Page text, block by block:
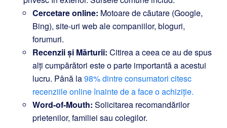
Cercetare online: Motoare de căutare (Google,
Bing), site-uri web ale companiilor, bloguri,
forumuri.
Recenzii și Mărturii: Citirea a ceea ce au de spus
alți cumpărători este o parte importantă a acestui
lucru. Până la98% dintre consumatori citesc
recenziile online înainte de a face o achiziție.
Word-of-Mouth: Solicitarea recomandărilor
prietenilor, familiei sau colegilor.